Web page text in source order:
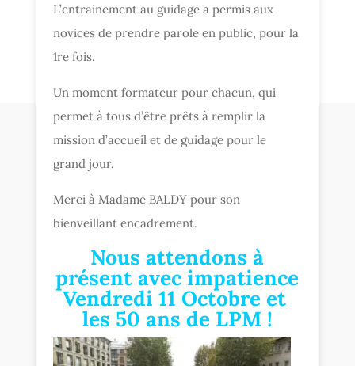
L’entrainement au guidage a permis aux
novices de prendre parole en public, pour la
1re fois.
Un moment formateur pour chacun, qui
permet à tous d’être prêts à remplir la
mission d’accueil et de guidage pour le
grand jour.
Merci à Madame BALDY pour son
bienveillant encadrement.
Nous attendons à
présent avec impatience
Vendredi 11 Octobre et
les 50 ans de LPM !